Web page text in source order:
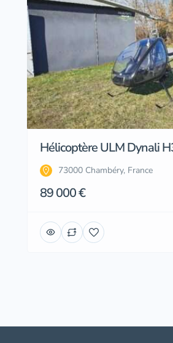
Hélicoptère ULM Dynali
73000 Chambéry, France
89 000 €